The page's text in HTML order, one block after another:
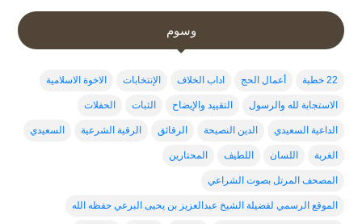
وسوم
22 خطبة أعمال الحج اداب الخلاف الإنتخابات الاخوة الاسلامية
الاستجابة لله والرسول التقييد والإيضاح الثبات الحفلات
الداعية السعيدي الدين النصيحة الرقائق الرقية الشرعية السعيدي
الغربة اللسان اللطيف المحتارين
المصحف المرتل بصوت الشراعي
الموقع الرسمي لفضيلة الشيخ عبدالعزيز بن يحيى البرعي حفظه الله